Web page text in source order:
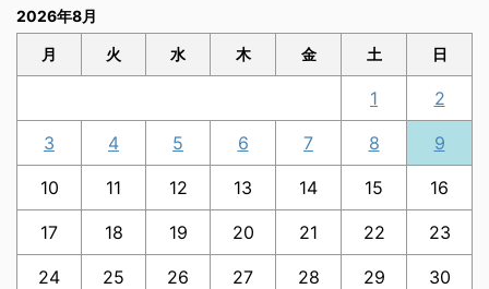
2026年8月
月 火 水 木 金 土 日
1 2
3 4 5 6 7 8 9
10 11 12 13 14 15 16
17 18 19 20 21 22 23
24 25 26 27 28 29 30